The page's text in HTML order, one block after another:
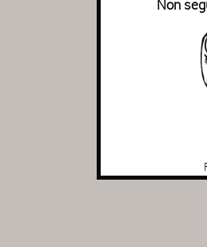
Non